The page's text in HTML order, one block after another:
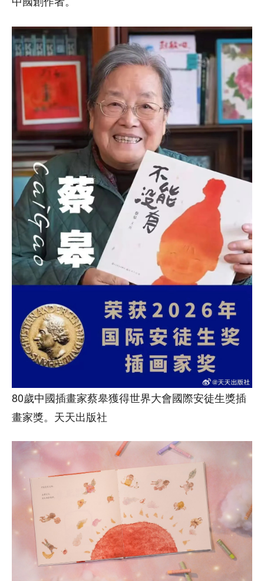
80歲中國插畫家蔡皋獲得世界大會國際安徒生獎插
畫家獎。天天出版社